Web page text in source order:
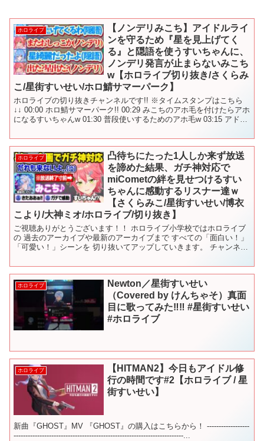
ホロライブ
【ノンデリみこち】アイドルライ
ンを守るため『星を見上げてく
る』と隠語を使うすいちゃんに、
ノンデリ発言が止まらないみこち
w【ホロライブ切り抜き/さくらみ
こ/星街すいせい/ホロ鯖サマーパーク】
ホロライブの切り抜きチャンネルです!! ※タイムスタンプはこちら
↓↓ 00:00 ホロ鯖サマーパーク!! 00:29 みこちのアホ毛を付けたらアホ
になるすいちゃんw 01:30 普段使いするためのアホ毛w 03:15 アドリ
ホロライブ
凸待ちにたった1人しか来ず放送
を諦めた結果、ガチ神対応で
miCometの絆を見せつけるすい
ちゃんに感動するリスナー達ｗ
【さくらみこ/星街すいせい/博衣
こより/大神ミオ/ホロライブ/切り抜き】
ご視聴ありがとうございます！！ ホロライブ小学校ではホロライブ
の 過去のアーカイブや最新のアーカイブまで すべての「面白い！」
「可愛い！」シーンを 切り抜いてアップしていきます。 チャンネル
ホロライブ
Newton／星街すいせい
（Covered by けんちゃそ）真面
目に歌ってみた‼︎‼︎ #星街すいせい
#ホロライブ
ホロライブ
【HITMAN2】今日もアイドル修
行の時間です#2【ホロライブ / 星
街すいせい】
新曲『GHOST』MV 『GHOST』の購入はこちらから！ ------------------
------------------------------------------------------------------------...